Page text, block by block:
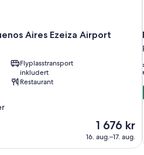
Aires Ezeiza Airport
Flyplasstransport
inkludert
Restaurant
Prisen
er
1 676 kr
1 676 kr
16. aug.–17. aug.